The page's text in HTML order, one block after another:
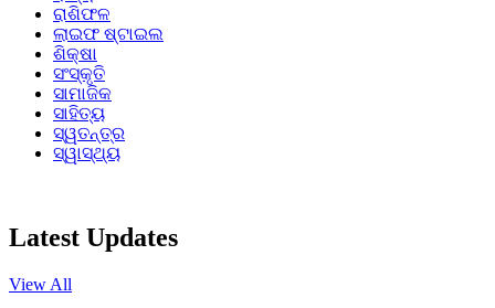
ରାଶିଫଳ
ଲାଇଫ ଷ୍ଟାଇଲ
ଶିକ୍ଷା
ସଂସ୍କୃତି
ସାମାଜିକ
ସାହିତ୍ୟ
ସ୍ୱତନ୍ତ୍ର
ସ୍ୱାସ୍ଥ୍ୟ
Latest Updates
View All